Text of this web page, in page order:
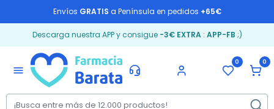
Envíos GRATIS a Península en pedidos +65€
Descarga nuestra APP y consigue -3€ EXTRA: APP-FB ;)
menu
0 0